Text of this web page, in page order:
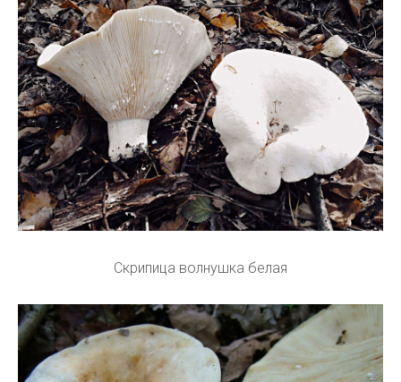
Скрипица волнушка белая